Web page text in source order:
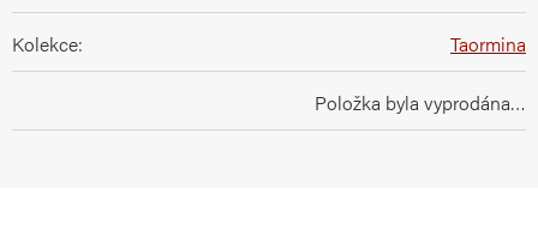
Kolekce: Taormina
Položka byla vyprodána…